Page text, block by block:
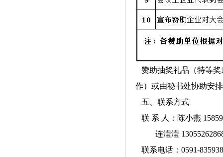
赞助抽奖礼品（特等奖
作）或由秘书处协助安
五、联系方式
联 系 人：陈小燕
连滢滢
联系电话：0591-